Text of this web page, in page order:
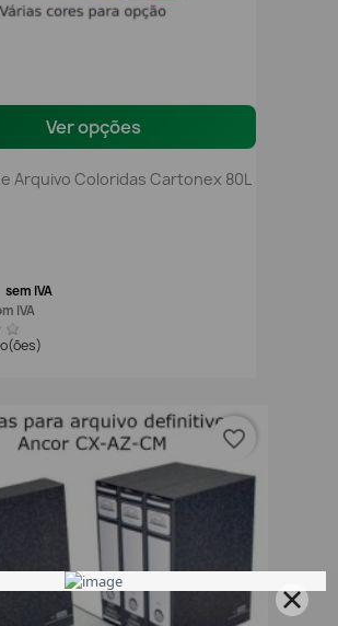
Ver opções
Arquivo Coloridas Cartonex 80L
sem IVA
IVA
favorite_border